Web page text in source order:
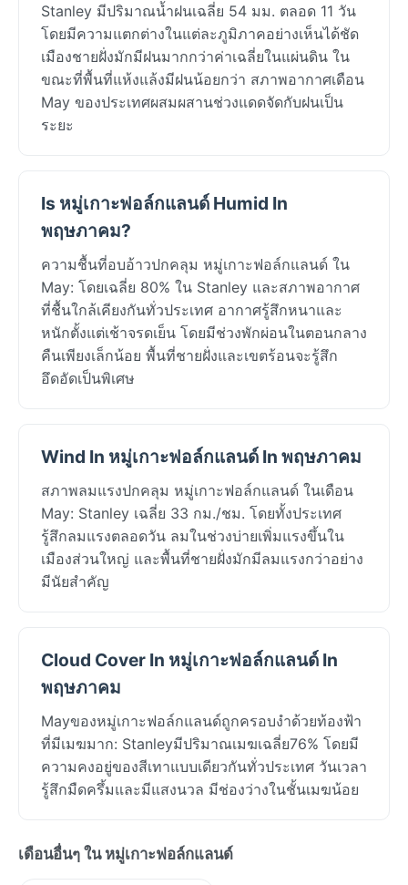
Stanley มีปริมาณน้ำฝนเฉลี่ย 54 มม. ตลอด 11 วัน
โดยมีความแตกต่างในแต่ละภูมิภาคอย่างเห็นได้ชัด
เมืองชายฝั่งมักมีฝนมากกว่าค่าเฉลี่ยในแผ่นดิน ใน
ขณะที่พื้นที่แห้งแล้งมีฝนน้อยกว่า สภาพอากาศเดือน
May ของประเทศผสมผสานช่วงแดดจัดกับฝนเป็น
ระยะ
Is หมู่เกาะฟอล์กแลนด์ Humid In
พฤษภาคม?
ความชื้นที่อบอ้าวปกคลุม หมู่เกาะฟอล์กแลนด์ ใน
May: โดยเฉลี่ย 80% ใน Stanley และสภาพอากาศ
ที่ชื้นใกล้เคียงกันทั่วประเทศ อากาศรู้สึกหนาและ
หนักตั้งแต่เช้าจรดเย็น โดยมีช่วงพักผ่อนในตอนกลาง
คืนเพียงเล็กน้อย พื้นที่ชายฝั่งและเขตร้อนจะรู้สึก
อึดอัดเป็นพิเศษ
Wind In หมู่เกาะฟอล์กแลนด์ In พฤษภาคม
สภาพลมแรงปกคลุม หมู่เกาะฟอล์กแลนด์ ในเดือน
May: Stanley เฉลี่ย 33 กม./ชม. โดยทั้งประเทศ
รู้สึกลมแรงตลอดวัน ลมในช่วงบ่ายเพิ่มแรงขึ้นใน
เมืองส่วนใหญ่ และพื้นที่ชายฝั่งมักมีลมแรงกว่าอย่าง
มีนัยสำคัญ
Cloud Cover In หมู่เกาะฟอล์กแลนด์ In
พฤษภาคม
Mayของหมู่เกาะฟอล์กแลนด์ถูกครอบงำด้วยท้องฟ้า
ที่มีเมฆมาก: Stanleyมีปริมาณเมฆเฉลี่ย76% โดยมี
ความคงอยู่ของสีเทาแบบเดียวกันทั่วประเทศ วันเวลา
รู้สึกมืดครึ้มและมีแสงนวล มีช่องว่างในชั้นเมฆน้อย
เดือนอื่นๆ ใน หมู่เกาะฟอล์กแลนด์